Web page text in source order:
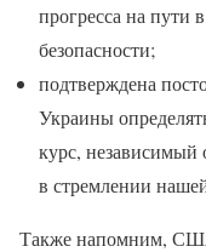
прогресса на пути
безопасности;
подтверждена
Украины
курс, независимый
в стремлении
Также напомним,